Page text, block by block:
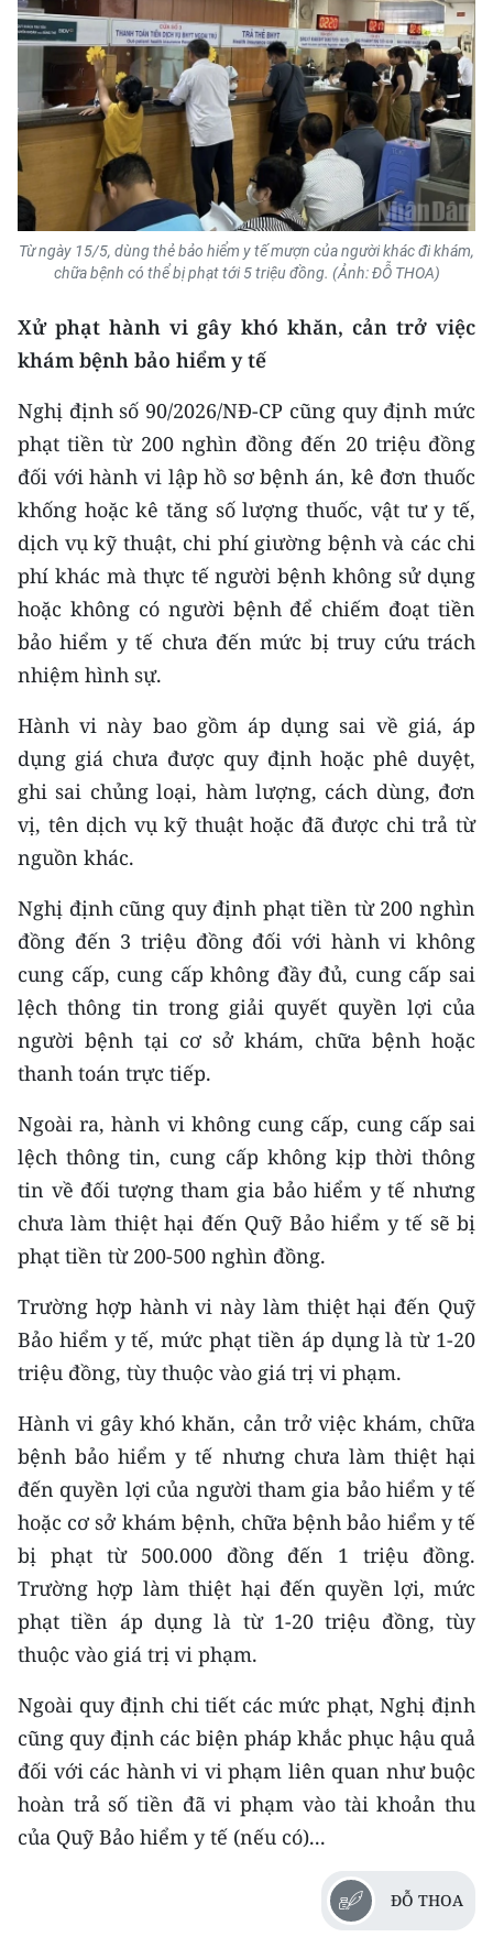
ENGLISH
中文
FRANÇAIS
РУССКИЙ
ESPAÑOL
한국어
Từ ngày 15/5, dùng thẻ bảo hiểm y tế mượn của người khác đi khám,
chữa bệnh có thể bị phạt tới 5 triệu đồng. (Ảnh: ĐỖ THOA)
Xử phạt hành vi gây khó khăn, cản trở việc
khám bệnh bảo hiểm y tế
Nghị định số 90/2026/NĐ-CP cũng quy định mức
phạt tiền từ 200 nghìn đồng đến 20 triệu đồng
đối với hành vi lập hồ sơ bệnh án, kê đơn thuốc
khống hoặc kê tăng số lượng thuốc, vật tư y tế,
dịch vụ kỹ thuật, chi phí giường bệnh và các chi
phí khác mà thực tế người bệnh không sử dụng
hoặc không có người bệnh để chiếm đoạt tiền
bảo hiểm y tế chưa đến mức bị truy cứu trách
nhiệm hình sự.
Hành vi này bao gồm áp dụng sai về giá, áp
dụng giá chưa được quy định hoặc phê duyệt,
ghi sai chủng loại, hàm lượng, cách dùng, đơn
vị, tên dịch vụ kỹ thuật hoặc đã được chi trả từ
nguồn khác.
Nghị định cũng quy định phạt tiền từ 200 nghìn
đồng đến 3 triệu đồng đối với hành vi không
cung cấp, cung cấp không đầy đủ, cung cấp sai
lệch thông tin trong giải quyết quyền lợi của
người bệnh tại cơ sở khám, chữa bệnh hoặc
thanh toán trực tiếp.
Ngoài ra, hành vi không cung cấp, cung cấp sai
lệch thông tin, cung cấp không kịp thời thông
tin về đối tượng tham gia bảo hiểm y tế nhưng
chưa làm thiệt hại đến Quỹ Bảo hiểm y tế sẽ bị
phạt tiền từ 200-500 nghìn đồng.
Trường hợp hành vi này làm thiệt hại đến Quỹ
Bảo hiểm y tế, mức phạt tiền áp dụng là từ 1-20
triệu đồng, tùy thuộc vào giá trị vi phạm.
Hành vi gây khó khăn, cản trở việc khám, chữa
bệnh bảo hiểm y tế nhưng chưa làm thiệt hại
đến quyền lợi của người tham gia bảo hiểm y tế
hoặc cơ sở khám bệnh, chữa bệnh bảo hiểm y tế
bị phạt từ 500.000 đồng đến 1 triệu đồng.
Trường hợp làm thiệt hại đến quyền lợi, mức
phạt tiền áp dụng là từ 1-20 triệu đồng, tùy
thuộc vào giá trị vi phạm.
Ngoài quy định chi tiết các mức phạt, Nghị định
cũng quy định các biện pháp khắc phục hậu quả
đối với các hành vi vi phạm liên quan như buộc
hoàn trả số tiền đã vi phạm vào tài khoản thu
của Quỹ Bảo hiểm y tế (nếu có)...
ĐỖ THOA